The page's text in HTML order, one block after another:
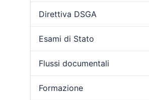
Direttiva DSGA
Esami di Stato
Flussi documentali
Formazione